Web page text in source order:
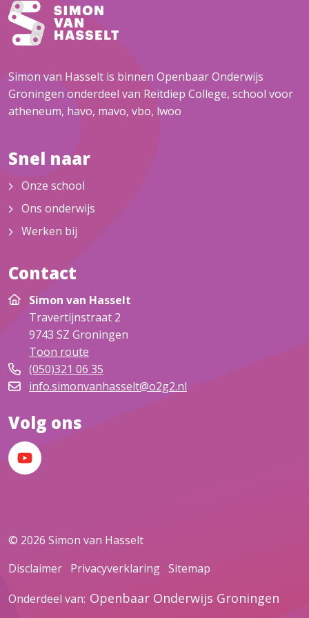
Simon van Hasselt is binnen Openbaar Onderwijs
Groningen onderdeel van Reitdiep College, school voor
atheneum, havo, mavo, vbo, lwoo
Snel naar
Onze school
Ons onderwijs
Werken bij
Contact
Simon van Hasselt
Travertijnstraat 2
9743 SZ Groningen
Toon route
(050)321 06 35
info.simonvanhasselt@o2g2.nl
Volg ons
YouTube
© 2026 Simon van Hasselt
Disclaimer Privacyverklaring Sitemap
Onderdeel van: Openbaar Onderwijs Groningen